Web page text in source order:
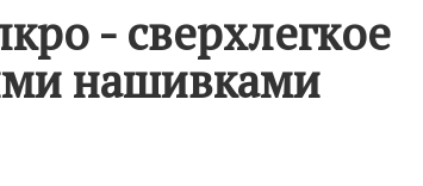
- сверхлегкое
нашивками